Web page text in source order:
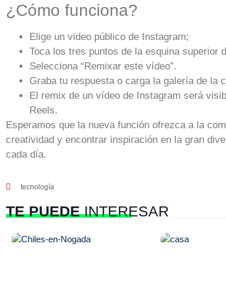
¿Cómo funciona?
Elige un video público de Instagram;
Toca los tres puntos de la esquina superior
Selecciona “Remixar este vídeo”.
Graba tu respuesta o carga la galería de la
El remix de un vídeo de Instagram será
Reels.
Esperamos que la nueva función ofrezca a la
creatividad y encontrar inspiración en la gran
cada día.
tecnología
TE PUEDEINTERESAR